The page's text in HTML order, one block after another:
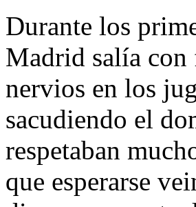
Durante los
Madrid salía con
nervios en los
sacudiendo el
respetaban
que esperarse